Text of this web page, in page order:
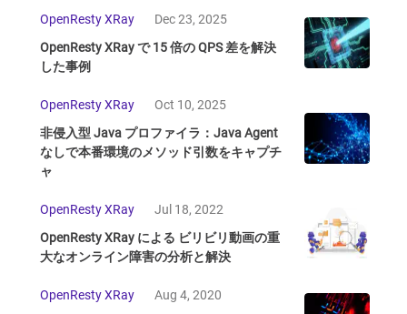
OpenResty XRay
Dec 23, 2025
OpenResty XRay で 15 倍の QPS 差を解決
した事例
OpenResty XRay
Oct 10, 2025
非侵入型 Java プロファイラ：Java Agent
なしで本番環境のメソッド引数をキャプチ
ャ
OpenResty XRay
Jul 18, 2022
OpenResty XRay による ビリビリ動画の重
大なオンライン障害の分析と解決
OpenResty XRay Aug 4, 2020